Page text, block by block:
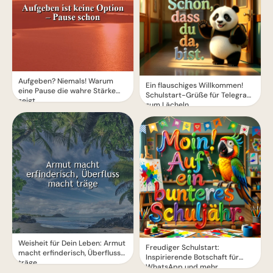
Aufgeben? Niemals! Warum
eine Pause die wahre Stärke
zeigt.
Weisheit für Dein Leben: Armut
macht erfinderisch, Überfluss
träge
Ein flauschiges Willkommen!
Schulstart-Grüße für Telegram
zum Lächeln
Freudiger Schulstart:
Inspirierende Botschaft für
WhatsApp und mehr